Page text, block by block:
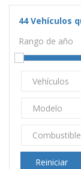
44 Vehículos
Rango de año
Vehículos
Modelo
Combustible
Reiniciar